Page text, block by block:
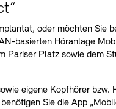
oder möchten Sie
basierten Höranlage
Pariser Platz sowie dem
eigene Kopfhörer
Sie die App